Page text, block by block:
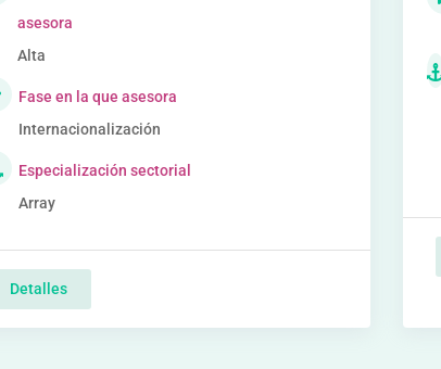
asesora
Alta
Fase en la que asesora
Internacionalización
Especialización sectorial
Array
Detalles